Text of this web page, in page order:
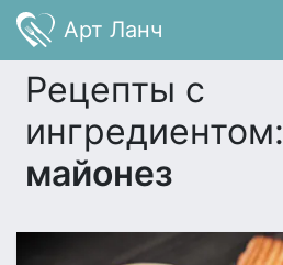
Арт Ланч
Рецепты с
ингредиентом:
майонез